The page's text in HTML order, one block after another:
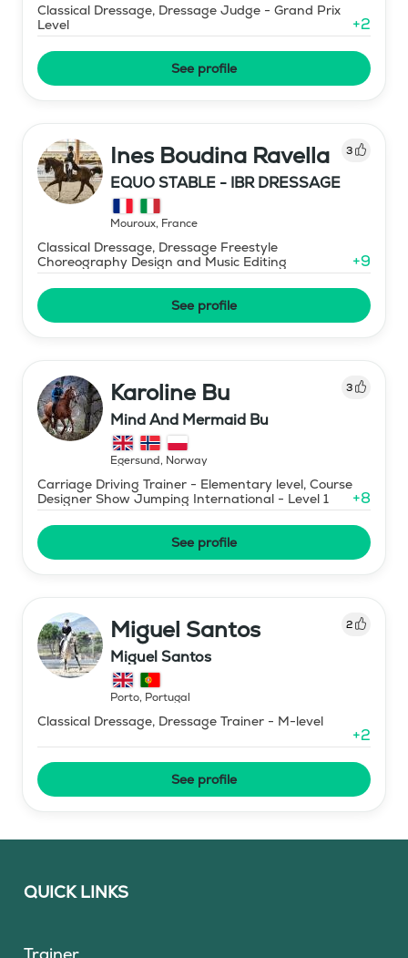
Classical Dressage, Dressage Judge - Grand Prix
Level
+2
See profile
Ines Boudina Ravella 3
EQUO STABLE - IBR DRESSAGE
Mouroux, France
Classical Dressage, Dressage Freestyle
Choreography Design and Music Editing
+9
See profile
Karoline Bu 3
Mind And Mermaid Bu
Egersund, Norway
Carriage Driving Trainer - Elementary level, Course
Designer Show Jumping International - Level 1
+8
See profile
Miguel Santos 2
Miguel Santos
Porto, Portugal
Classical Dressage, Dressage Trainer - M-level
+2
See profile
QUICK LINKS
Trainer